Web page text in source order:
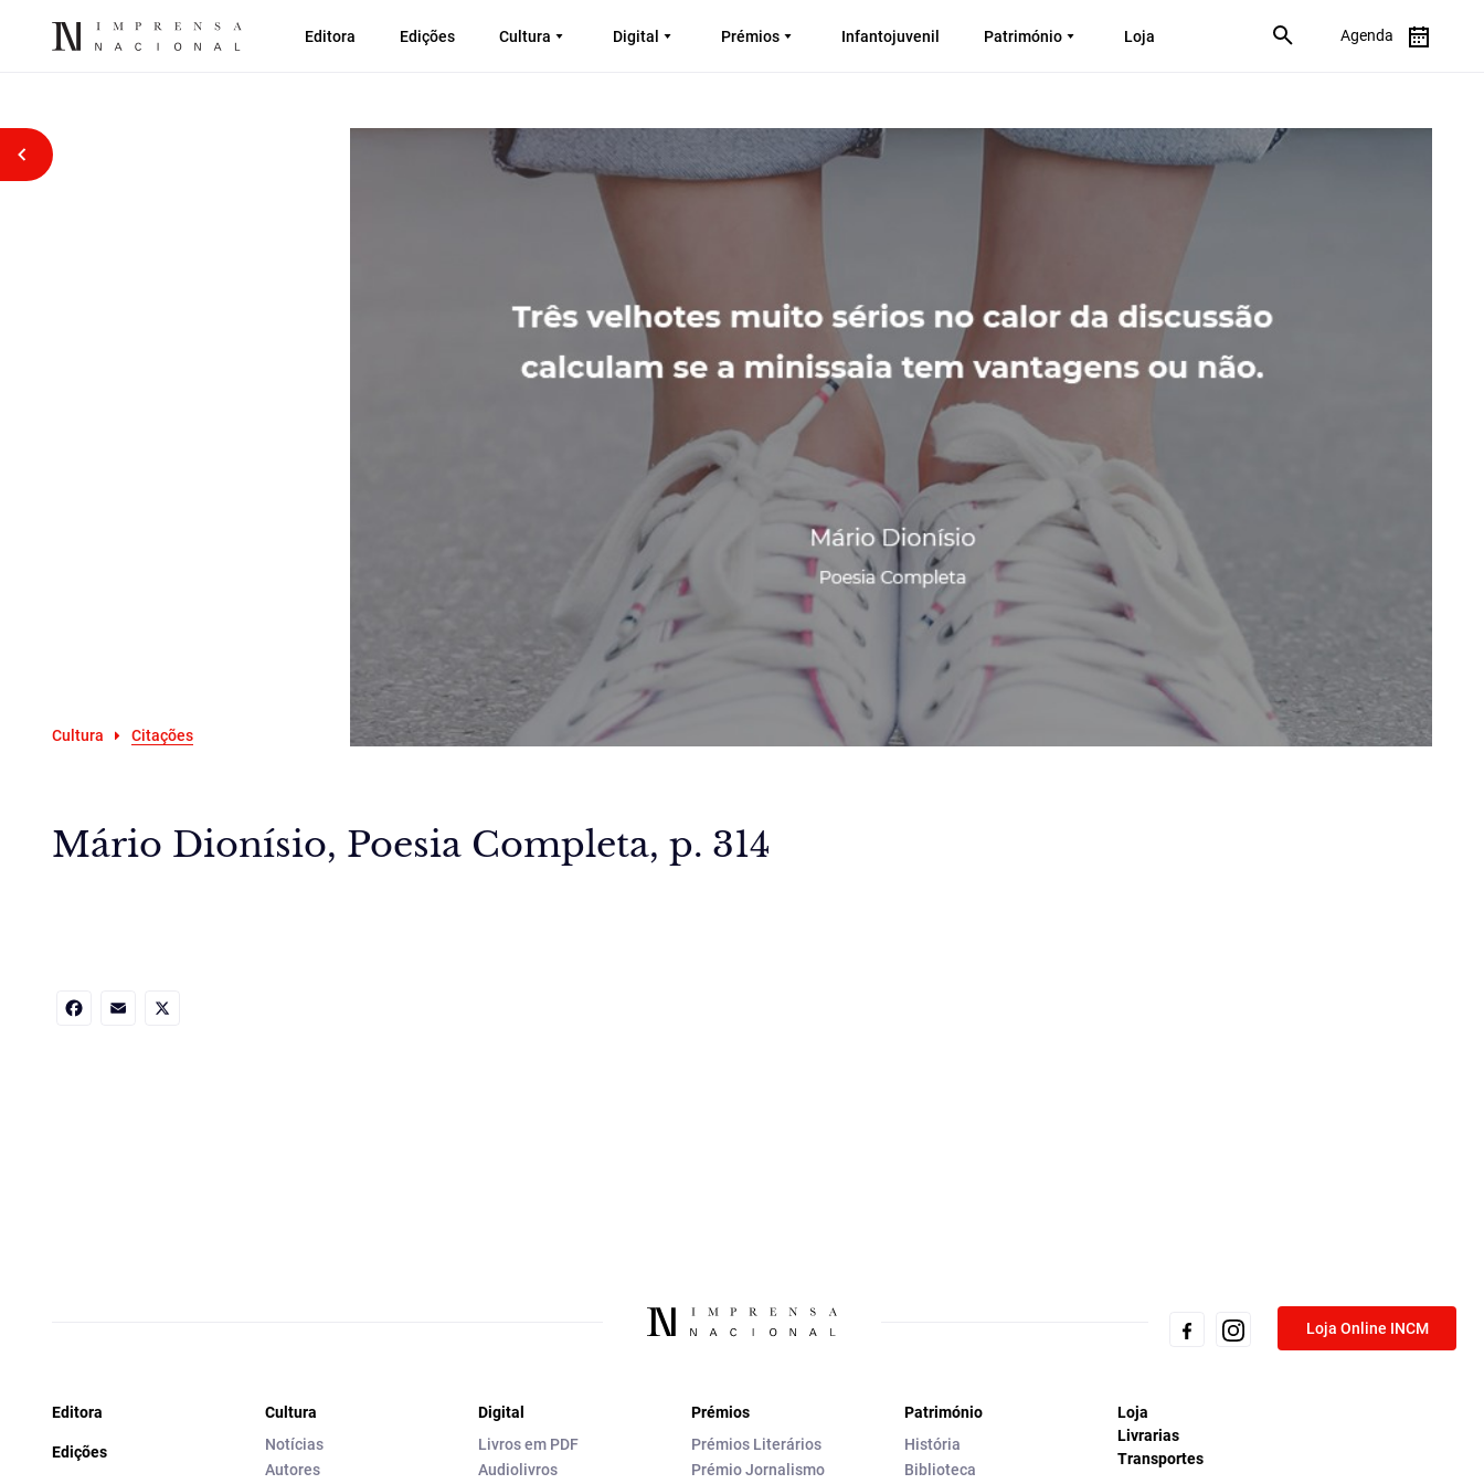
Editora Edições Cultura Digital Prémios Infantojuvenil Património Loja Agenda
Voltar atrás
Cultura Citações
Mário Dionísio, Poesia Completa, p. 314
Loja Online INCM
Editora
Edições
Cultura
Notícias
Autores
Digital
Livros em PDF
Audiolivros
Prémios
Prémios Literários
Prémio Jornalismo
Património
História
Biblioteca
Loja
Livrarias
Transportes